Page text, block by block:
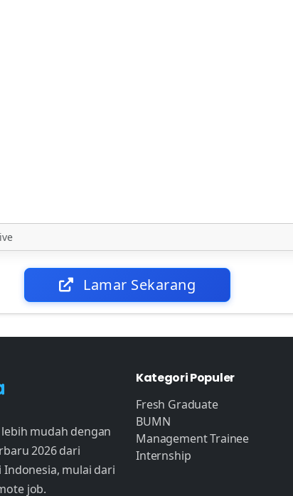
Lamar Sekarang
mudah dengan
2026 dari
mulai dari
job.
Kategori Populer
Fresh Graduate
BUMN
Management Trainee
Internship